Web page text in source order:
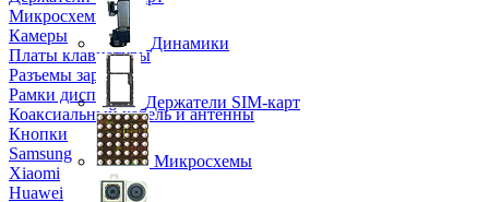
Микросхемы
Камеры
Платы клавиатуры
Разъемы зарядки
Рамки дисплея
Коаксиальный кабель и антенны
Кнопки
Samsung
Xiaomi
Huawei
Динамики
Держатели SIM-карт
Микросхемы